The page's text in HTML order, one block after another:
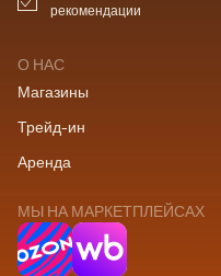
О НАС
Магазины
Трейд-ин
Аренда
МЫ НА МАРКЕТПЛЕЙСАХ
рекомендации